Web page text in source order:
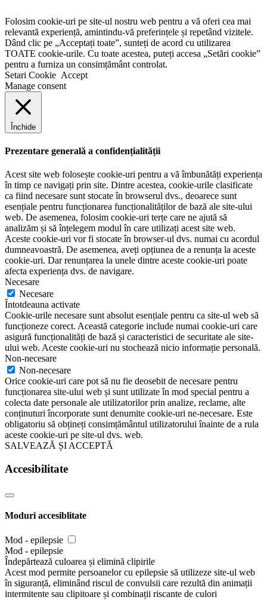
Folosim cookie-uri pe site-ul nostru web pentru a vă oferi cea mai
relevantă experiență, amintindu-vă preferințele și repetând vizitele.
Dând clic pe „Acceptați toate”, sunteți de acord cu utilizarea
TOATE cookie-urile. Cu toate acestea, puteți accesa „Setări cookie”
pentru a furniza un consimțământ controlat.
Setari Cookie Accept
Manage consent
Închide
Prezentare generală a confidențialității
Acest site web folosește cookie-uri pentru a vă îmbunătăți experiența
în timp ce navigați prin site. Dintre acestea, cookie-urile clasificate
ca fiind necesare sunt stocate în browserul dvs., deoarece sunt
esențiale pentru funcționarea funcționalităților de bază ale site-ului
web. De asemenea, folosim cookie-uri terțe care ne ajută să
analizăm și să înțelegem modul în care utilizați acest site web.
Aceste cookie-uri vor fi stocate în browser-ul dvs. numai cu acordul
dumneavoastră. De asemenea, aveți opțiunea de a renunța la aceste
cookie-uri. Dar renunțarea la unele dintre aceste cookie-uri poate
afecta experiența dvs. de navigare.
Necesare
Necesare
Întotdeauna activate
Cookie-urile necesare sunt absolut esențiale pentru ca site-ul web să
funcționeze corect. Această categorie include numai cookie-uri care
asigură funcționalități de bază și caracteristici de securitate ale site-
ului web. Aceste cookie-uri nu stochează nicio informație personală.
Non-necesare
Non-necesare
Orice cookie-uri care pot să nu fie deosebit de necesare pentru
funcționarea site-ului web și sunt utilizate în mod special pentru a
colecta date personale ale utilizatorilor prin analize, reclame, alte
conținuturi încorporate sunt denumite cookie-uri ne-necesare. Este
obligatoriu să obțineți consimțământul utilizatorului înainte de a rula
aceste cookie-uri pe site-ul dvs. web.
SALVEAZĂ ȘI ACCEPTĂ
Accesibilitate
Moduri accesiblitate
Mod - epilepsie
Mod - epilepsie
Îndepărtează culoarea și elimină clipirile
Acest mod permite persoanelor cu epilepsie să utilizeze site-ul web
în siguranță, eliminând riscul de convulsii care rezultă din animații
intermitente sau clipitoare și combinații riscante de culori